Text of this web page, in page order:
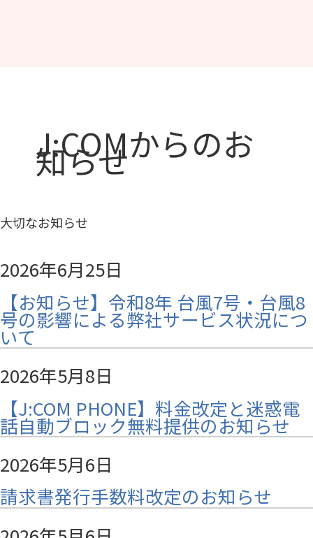
J:COMからのお
知らせ
大切なお知らせ
2026年6月25日
【お知らせ】令和8年 台風7号・台風8
号の影響による弊社サービス状況につ
いて
2026年5月8日
【J:COM PHONE】料金改定と迷惑電
話自動ブロック無料提供のお知らせ
2026年5月6日
請求書発行手数料改定のお知らせ